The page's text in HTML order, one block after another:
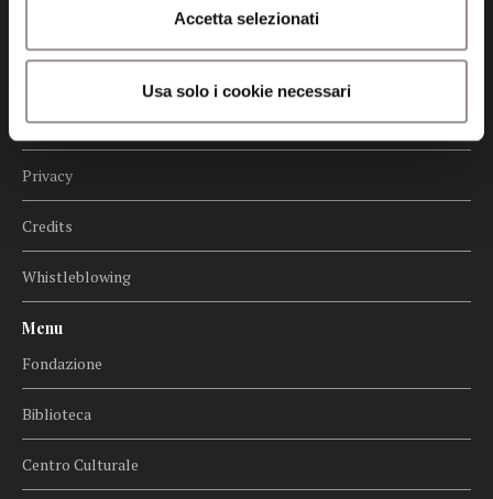
Accetta selezionati
Usa solo i cookie necessari
Amministrazione trasparente
Cookie policy
Privacy
Credits
Whistleblowing
Menu
Fondazione
Biblioteca
Centro Culturale